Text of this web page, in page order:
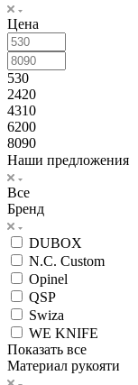
Цена
530
2420
4310
6200
8090
Наши предложения
Все
Бренд
DUBOX
N.C. Custom
Opinel
QSP
Swiza
WE KNIFE
Показать все
Материал рукояти